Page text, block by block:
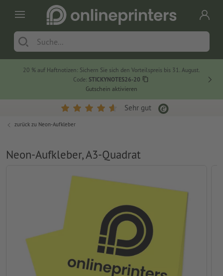
20 % auf Haftnotizen: Sichern Sie sich den Vorteilspreis bis 31. August.
Code: STICKYNOTES26-20
Gutschein aktivieren
Sehr gut
zurück zu Neon-Aufkleber
Neon-Aufkleber, A3-Quadrat